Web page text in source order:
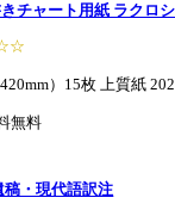
チャート用紙 ラクロ
）15枚 上質紙
無料
稿・現代語訳注